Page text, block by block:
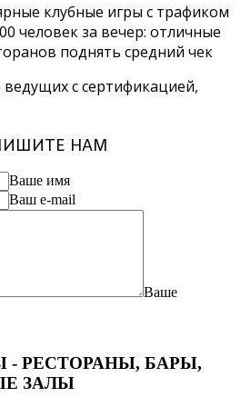
клубные игры с трафиком
человек за вечер: отличные
поднять средний чек
с сертификацией,
НАМ
Ваше имя
Ваш e-mail
Ваше
РЕСТОРАНЫ, БАРЫ,
ЗАЛЫ